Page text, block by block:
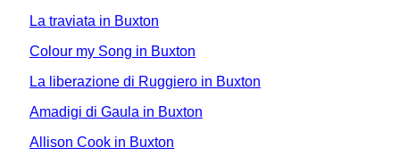
La traviata in Buxton
Colour my Song in Buxton
La liberazione di Ruggiero in Buxton
Amadigi di Gaula in Buxton
Allison Cook in Buxton